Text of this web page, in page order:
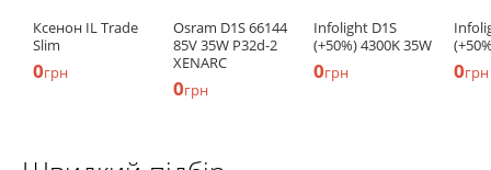
Ксенон IL Trade
Slim
0грн
Osram D1S 66144
85V 35W P32d-2
XENARC
0грн
Infolight D1S
(+50%) 4300K 35W
0грн 0грн